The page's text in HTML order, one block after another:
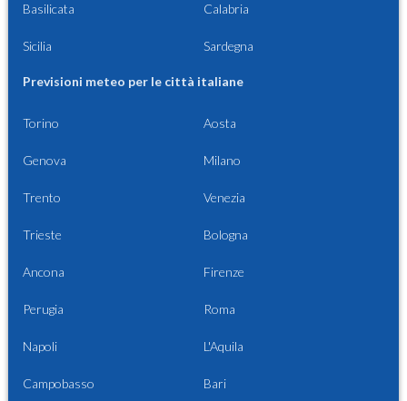
Basilicata Calabria
Sicilia Sardegna
Previsioni meteo per le città italiane
Torino Aosta
Genova Milano
Trento Venezia
Trieste Bologna
Ancona Firenze
Perugia Roma
Napoli L'Aquila
Campobasso Bari